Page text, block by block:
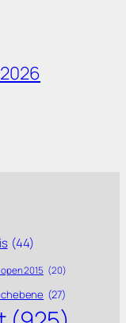
(44)
2015 (20)
(27)